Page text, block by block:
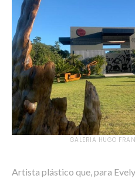
GALERIA HUGO
Artista plástico que, para